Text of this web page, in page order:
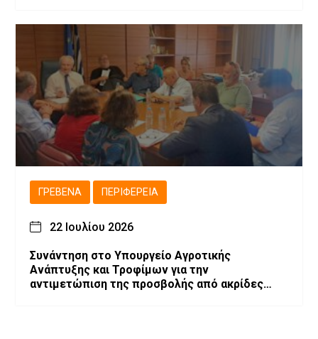
ΓΡΕΒΕΝΆ ΠΕΡΙΦΈΡΕΙΑ
22 Ιουλίου 2026
Συνάντηση στο Υπουργείο Αγροτικής
Ανάπτυξης και Τροφίμων για την
αντιμετώπιση της προσβολής από ακρίδες